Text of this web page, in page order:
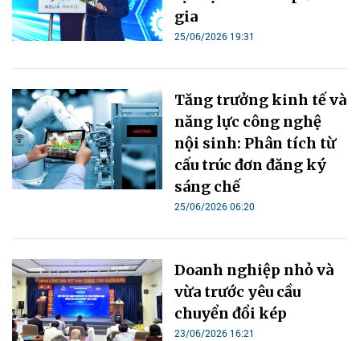
gia
25/06/2026 19:31
Tăng trưởng kinh tế và
năng lực công nghệ
nội sinh: Phân tích từ
cấu trúc đơn đăng ký
sáng chế
25/06/2026 06:20
Doanh nghiệp nhỏ và
vừa trước yêu cầu
chuyển đổi kép
23/06/2026 16:21